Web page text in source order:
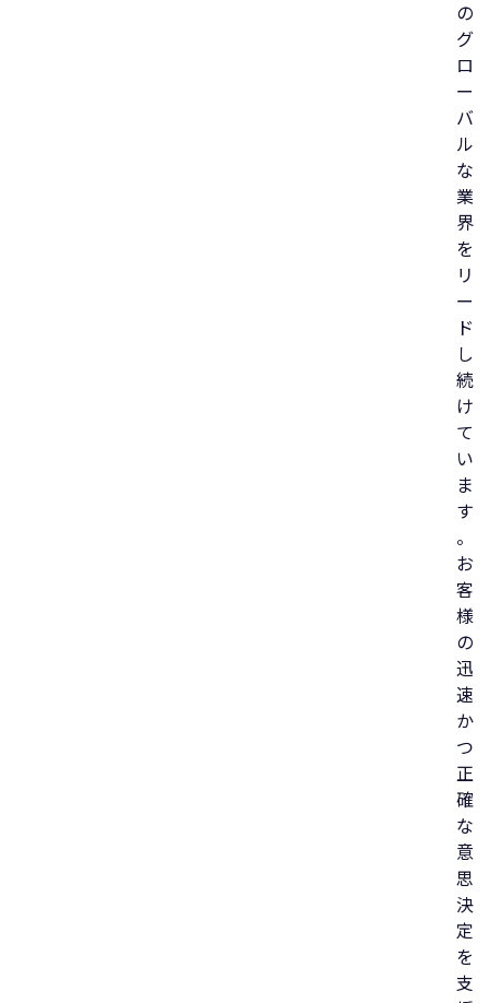
の
グ
ロ
ー
バ
ル
な
業
界
を
リ
ー
ド
し
続
け
て
い
ま
す
。
お
客
様
の
迅
速
か
つ
正
確
な
意
思
決
定
を
支